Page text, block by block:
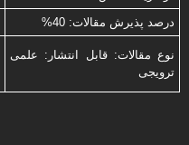
درصد پذیرش مقالات: 40%
نوع مقالات: قابل انتشار: علمی
ترویجی